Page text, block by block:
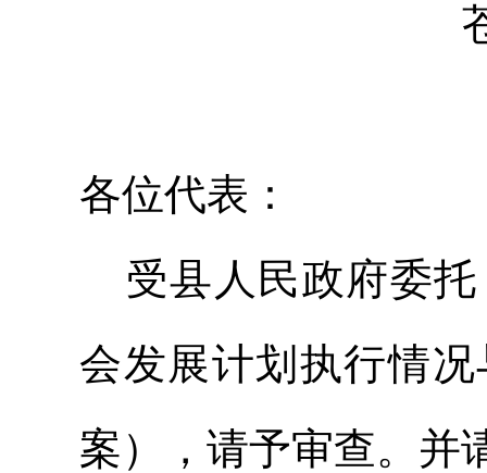
各位代表：
受县人民政府委
会发展计划执行情
案），请予审查。并